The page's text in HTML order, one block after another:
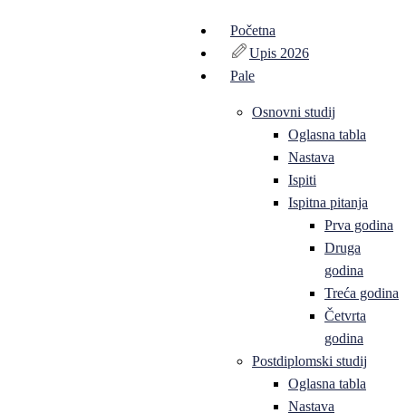
Početna
Upis 2026
Pale
Osnovni studij
Oglasna tabla
Nastava
Ispiti
Ispitna pitanja
Prva godina
Druga
godina
Treća godina
Četvrta
godina
Postdiplomski studij
Oglasna tabla
Nastava